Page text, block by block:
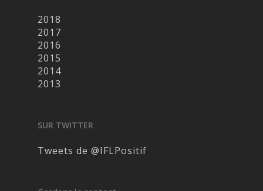
2018
2017
2016
2015
2014
2013
SUR TWITTER
Tweets de @IFLPositif